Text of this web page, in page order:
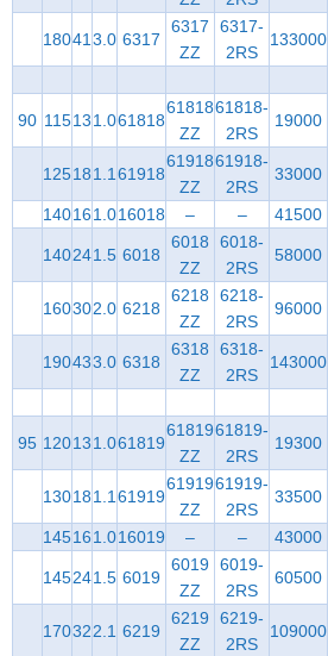
180413.0 6317
6317
ZZ
6317-
2RS
133000
90 115131.061818
61818
ZZ
61818-
2RS
19000
125181.161918
61918
ZZ
61918-
2RS
33000
140161.016018 – – 41500
140241.5 6018
6018
ZZ
6018-
2RS
58000
160302.0 6218
6218
ZZ
6218-
2RS
96000
190433.0 6318
6318
ZZ
6318-
2RS
143000
95 120131.061819
61819
ZZ
61819-
2RS
19300
130181.161919
61919
ZZ
61919-
2RS
33500
145161.016019 – – 43000
145241.5 6019
6019
ZZ
6019-
2RS
60500
170322.1 6219
6219
ZZ
6219-
2RS
109000